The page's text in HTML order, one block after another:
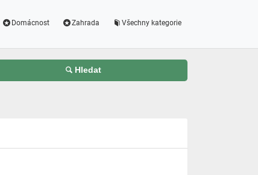
Domácnost Zahrada Všechny kategorie
Hledat